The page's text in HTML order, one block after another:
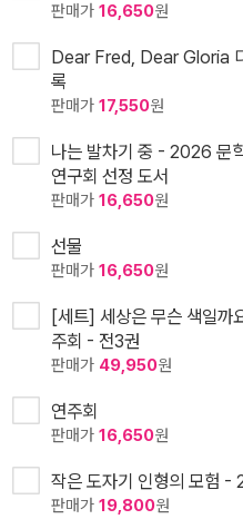
판매가 16,650원
Dear Fred, Dear Gloria
록
판매가 17,550원
나는 발차기 중 - 2026 문
연구회 선정 도서
판매가 16,650원
선물
판매가 16,650원
[세트] 세상은 무슨 색일까
주회 - 전3권
판매가 49,950원
연주회
판매가 16,650원
작은 도자기 인형의 모험 -
판매가 19,800원